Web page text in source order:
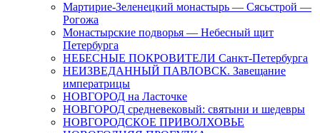
Мартирие-Зеленецкий монастырь — Сясьстрой —
Рогожа
Монастырские подворья — Небесный щит
Петербурга
НЕБЕСНЫЕ ПОКРОВИТЕЛИ Санкт-Петербурга
НЕИЗВЕДАННЫЙ ПАВЛОВСК. Завещание
императрицы
НОВГОРОД на Ласточке
НОВГОРОД средневековый: святыни и шедевры
НОВГОРОДСКОЕ ПРИВОЛХОВЬЕ